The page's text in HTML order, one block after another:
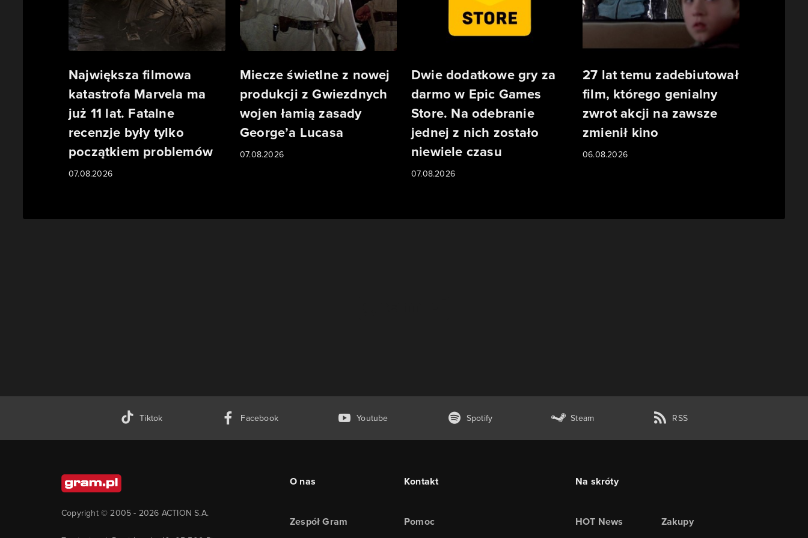
Największa filmowa
katastrofa Marvela ma
już 11 lat. Fatalne
recenzje były tylko
początkiem problemów
07.08.2026
Miecze świetlne z nowej
produkcji z Gwiezdnych
wojen łamią zasady
George’a Lucasa
07.08.2026
Dwie dodatkowe gry za
darmo w Epic Games
Store. Na odebranie
jednej z nich zostało
niewiele czasu
07.08.2026
27 lat temu zadebiutował
film, którego genialny
zwrot akcji na zawsze
zmienił kino
06.08.2026
Tiktok Facebook Youtube Spotify Steam RSS
Copyright © 2005 - 2026 ACTION S.A.
O nas
Zespół Gram
Kontakt
Pomoc
Na skróty
HOT News
Zakupy